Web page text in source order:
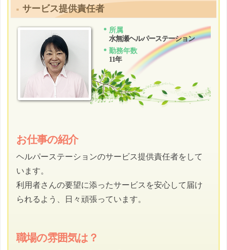
サービス提供責任者
所属
水無瀬ヘルパーステーション
勤務年数
11年
お仕事の紹介
ヘルパーステーションのサービス提供責任者をして
います。
利用者さんの要望に添ったサービスを安心して届け
られるよう、日々頑張っています。
職場の雰囲気は？